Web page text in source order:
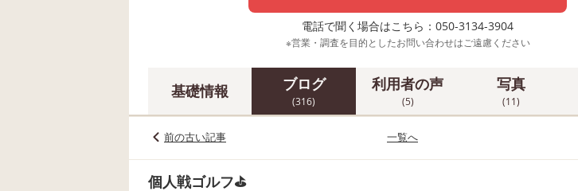
電話で聞く場合はこちら：050-3134-3904
※営業・調査を目的としたお問い合わせはご遠慮ください
基礎情報 ブログ
(316)
利用者の声
(5)
写真
(11)
前の古い記事 一覧へ
個人戦ゴルフ⛳